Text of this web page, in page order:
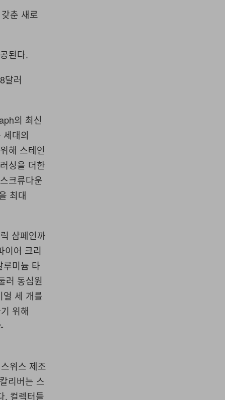
춘 새로
된다.
달러
의 최신
대의
해 스테인
싱을 더한
크류다운
최대
샴페인까
이어 크리
루미늄 타
러 동심원
얼 세 개를
위해
위스 제조
리버는 스
. 컬렉터들